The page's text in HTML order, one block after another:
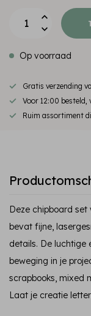
Op voorraad
Gratis verzending
Voor 12:00
Ruim assortiment
Deze chipboard set
bevat fijne,
details. De luchtige
beweging in je
scrapbooks, mixed
Laat je creatie